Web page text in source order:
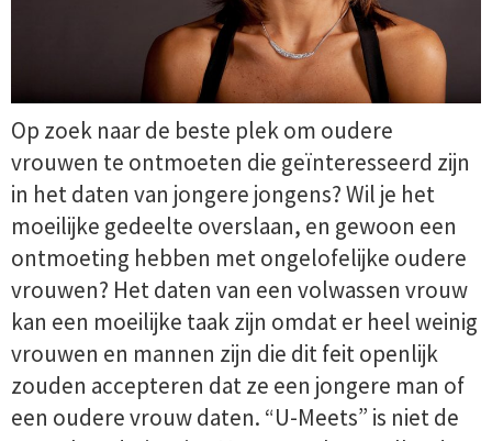
Op zoek naar de beste plek om oudere
vrouwen te ontmoeten die geïnteresseerd zijn
in het daten van jongere jongens? Wil je het
moeilijke gedeelte overslaan, en gewoon een
ontmoeting hebben met ongelofelijke oudere
vrouwen? Het daten van een volwassen vrouw
kan een moeilijke taak zijn omdat er heel weinig
vrouwen en mannen zijn die dit feit openlijk
zouden accepteren dat ze een jongere man of
een oudere vrouw daten. “U-Meets” is niet de